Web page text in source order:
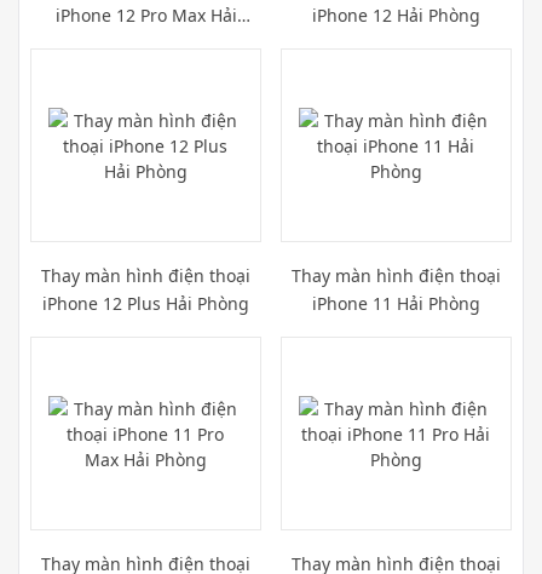
iPhone 12 Pro Max Hải
iPhone 12 Hải Phòng
Thay màn hình điện thoại
iPhone 12 Plus Hải Phòng
Thay màn hình điện thoại
iPhone 11 Hải Phòng
Thay màn hình điện thoại Thay màn hình điện thoại